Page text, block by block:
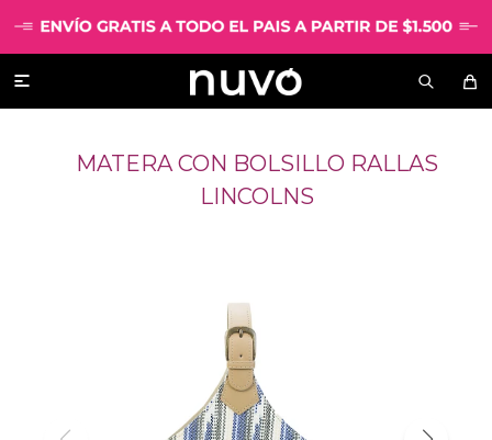

MATERA CON BOLSILLO RALLAS
LINCOLNS